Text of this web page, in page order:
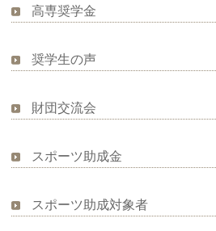
高専奨学金
奨学生の声
財団交流会
スポーツ助成金
スポーツ助成対象者